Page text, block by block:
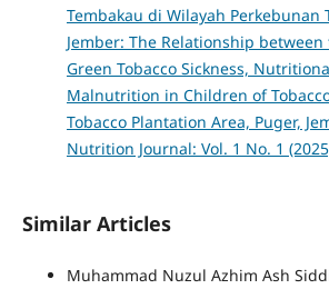
Tembakau di Wilayah Perkebunan
Jember: The Relationship
Green Tobacco Sickness,
Malnutrition in Children of
Tobacco Plantation Area, Puger,
Nutrition Journal: Vol. 1 No. 1
Similar Articles
Muhammad Nuzul Azhim Ash